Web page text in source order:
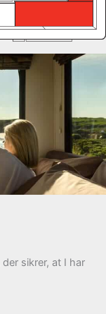
sikrer, at I har